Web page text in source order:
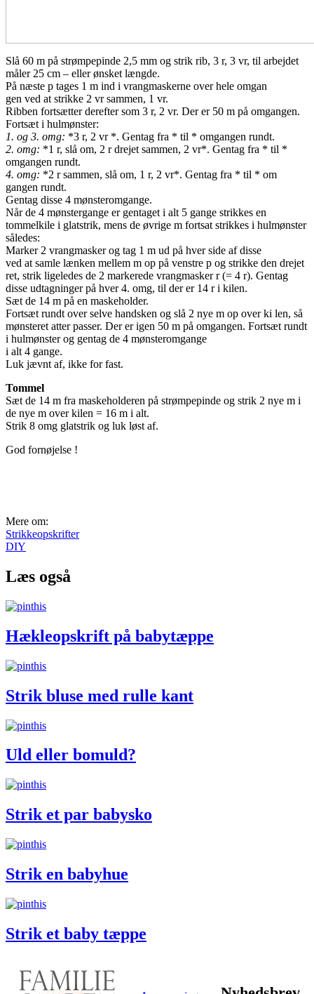
Slå 60 m på strømpepinde 2,5 mm og strik rib, 3 r, 3 vr, til arbejdet
måler 25 cm – eller ønsket længde.
På næste p tages 1 m ind i vrangmaskerne over hele omgan­
gen ved at strikke 2 vr sammen, 1 vr.
Ribben fortsætter derefter som 3 r, 2 vr. Der er 50 m på omgangen.
Fortsæt i hulmønster:
1. og 3. omg: *3 r, 2 vr *. Gentag fra * til * omgangen rundt.
2. omg: *1 r, slå om, 2 r drejet sammen, 2 vr*. Gentag fra * til *
omgangen rundt.
4. omg: *2 r sammen, slå om, 1 r, 2 vr*. Gentag fra * til * om­
gangen rundt.
Gentag disse 4 mønsteromgange.
Når de 4 mønstergange er gentaget i alt 5 gange strikkes en
tommelkile i glatstrik, mens de øvrige m fortsat strikkes i hulmønster
således:
Marker 2 vrangmasker og tag 1 m ud på hver side af disse
ved at samle lænken mellem m op på venstre p og strikke den drejet
ret, strik ligeledes de 2 markerede vrangmasker r (= 4 r). Gentag
disse udtagninger på hver 4. omg, til der er 14 r i kilen.
Sæt de 14 m på en maskeholder.
Fortsæt rundt over selve handsken og slå 2 nye m op over ki­ len, så
mønsteret atter passer. Der er igen 50 m på omgangen. Fortsæt rundt
i hulmønster og gentag de 4 mønsteromgange
i alt 4 gange.
Luk jævnt af, ikke for fast.
Tommel
Sæt de 14 m fra maskeholderen på strømpepinde og strik 2 nye m i
de nye m over kilen = 16 m i alt.
Strik 8 omg glatstrik og luk løst af.
God fornøjelse !
Mere om:
Strikkeopskrifter
DIY
Læs også
Hækleopskrift på babytæppe
Strik bluse med rulle kant
Uld eller bomuld?
Strik et par babysko
Strik en babyhue
Strik et baby tæppe